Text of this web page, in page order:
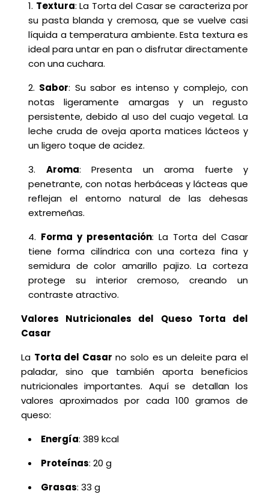
Textura: La Torta del Casar se caracteriza por
su pasta blanda y cremosa, que se vuelve casi
líquida a temperatura ambiente. Esta textura es
ideal para untar en pan o disfrutar directamente
con una cuchara.
Sabor: Su sabor es intenso y complejo, con
notas ligeramente amargas y un regusto
persistente, debido al uso del cuajo vegetal. La
leche cruda de oveja aporta matices lácteos y
un ligero toque de acidez.
Aroma: Presenta un aroma fuerte y
penetrante, con notas herbáceas y lácteas que
reflejan el entorno natural de las dehesas
extremeñas.
Forma y presentación: La Torta del Casar
tiene forma cilíndrica con una corteza fina y
semidura de color amarillo pajizo. La corteza
protege su interior cremoso, creando un
contraste atractivo.
Valores Nutricionales del Queso Torta del
Casar
La Torta del Casar no solo es un deleite para el
paladar, sino que también aporta beneficios
nutricionales importantes. Aquí se detallan los
valores aproximados por cada 100 gramos de
queso:
Energía: 389 kcal
Proteínas: 20 g
Grasas: 33 g